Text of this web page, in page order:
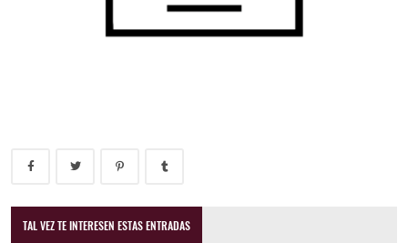
TAL VEZ TE INTERESEN ESTAS ENTRADAS